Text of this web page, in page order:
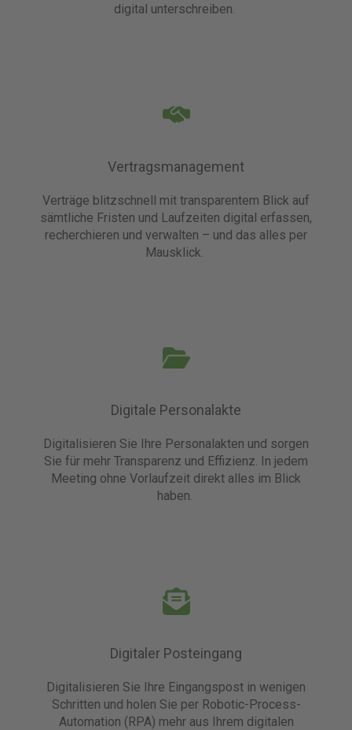
digital unterschreiben.
Vertragsmanagement
Verträge blitzschnell mit transparentem Blick auf
sämtliche Fristen und Laufzeiten digital erfassen,
recherchieren und verwalten – und das alles per
Mausklick.
Digitale Personalakte
Digitalisieren Sie Ihre Personalakten und sorgen
Sie für mehr Transparenz und Effizienz. In jedem
Meeting ohne Vorlaufzeit direkt alles im Blick
haben.
Digitaler Posteingang
Digitalisieren Sie Ihre Eingangspost in wenigen
Schritten und holen Sie per Robotic-Process-
Automation (RPA) mehr aus Ihrem digitalen